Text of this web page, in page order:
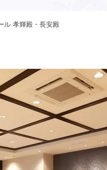
ル 孝輝殿・長安殿